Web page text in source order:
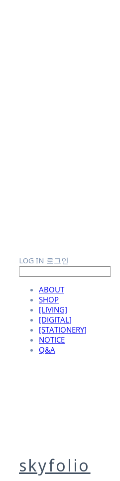
LOG IN 로그인
ABOUT
SHOP
[LIVING]
[DIGITAL]
[STATIONERY]
NOTICE
Q&A
skyfolio